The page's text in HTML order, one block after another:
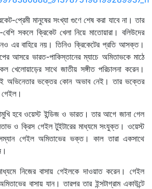
প্রেমী মানুষের সংখ্যা গুণে শেষ করা যাবে না। তার
সকলে ক্রিকেট খেলা নিয়ে মাতোয়ারা। বলিউদের
এর বাহিরে নয়। তিনিও ক্রিকেটের প্রতি আসক্ত।
আসরে ভারত-পাকিস্তানের ম্যাচে অমিতাভকে মাঠে
খেলোয়াড়ের সাথে জাতীয় সঙ্গীত পরিচালনা করেন।
অভিনেতার ভক্তের কোন অভাব নেই। তার ভক্তের
গেইল।
হবে ওয়েস্ট ইন্ডিজ ও ভারত। তার আগে জানা গেল
ও ক্রিস গেইল টুইটারের মাধ্যমে সংযুক্ত। ওয়েস্ট
গেইল অমিতাভের ভক্ত। কাল তারা একসাথে
নিজের বাসায় গেইলকে দাওয়াত করেন। গেইল
বাসায় যান। তারপর তার ইন্সটাগ্রাম একাউন্টে